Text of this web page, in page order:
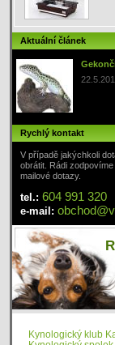
Aktuální článek
Rychlý kontakt
V případě jakýchkoli
obrátit. Rádi
mailové dotazy.
tel.: 604 991 320
e-mail: obchod@
Kynologický klub